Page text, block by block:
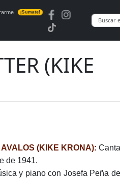
¡Sumate!
(KIKE
(KIKE KRONA):
de 1941.
y piano con Josefa Peña